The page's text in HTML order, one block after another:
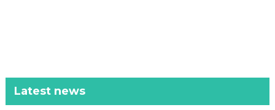
Latest news